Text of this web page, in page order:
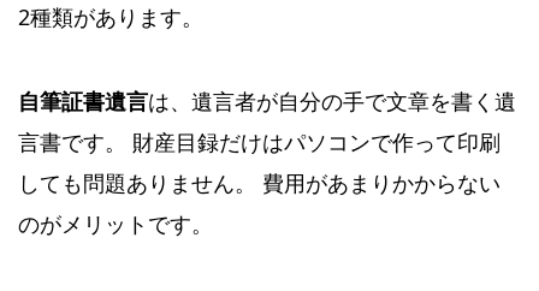
2種類があります。
自筆証書遺言は、遺言者が自分の手で文章を書く遺
言書です。 財産目録だけはパソコンで作って印刷
しても問題ありません。 費用があまりかからない
のがメリットです。